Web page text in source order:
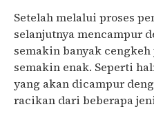
Setelah melalui proses
selanjutnya mencampur
semakin banyak
semakin enak. Seperti
yang akan dicampur
racikan dari beberapa